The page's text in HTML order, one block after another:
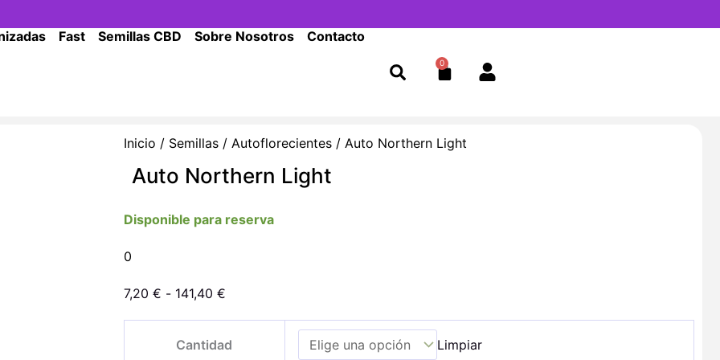
Fast Semillas CBD Sobre Nosotros Contacto
0
Cart
Inicio / Semillas/ Autoflorecientes/ Auto Northern Light
Auto Northern Light
Disponible para reserva
0
7,20 € - 141,40 €Rango
desde
Cantidad Limpiar
Northern